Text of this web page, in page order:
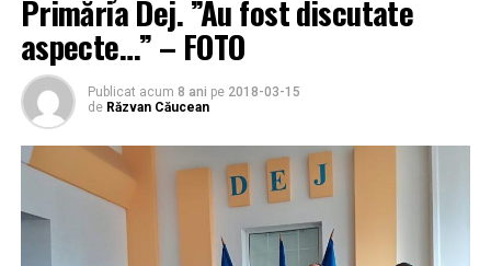
Primăria Dej. ”Au fost discutate
aspecte…” – FOTO
Publicat acum 8 ani pe 2018-03-15
de Răzvan Căucean